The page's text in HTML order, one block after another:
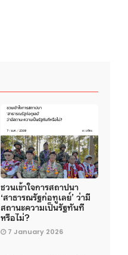
ชวนเข้าใจการสถาปนา
‘สาธารณรัฐก่อทูเลย์’ ว่ามี
สถานะความเป็นรัฐทันที
หรือไม่?
7 January 2026